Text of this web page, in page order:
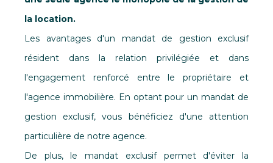
la location.
Les avantages d'un mandat de gestion exclusif
résident dans la relation privilégiée et dans
l'engagement renforcé entre le propriétaire et
l'agence immobilière. En optant pour un mandat de
gestion exclusif, vous bénéficiez d'une attention
particulière de notre agence.
De plus, le mandat exclusif permet d'éviter la